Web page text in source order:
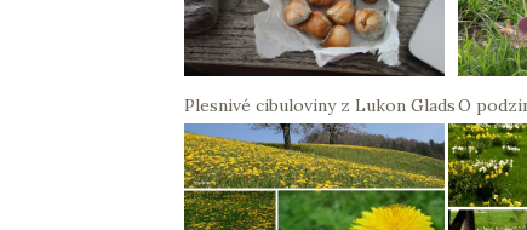
Plesnivé cibuloviny z Lukon GladsO